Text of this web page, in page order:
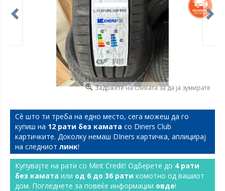
Задржете на сликата за да ја зумирате
Сѐ што ти треба на едно место, сега можеш да го
купиш на 12 рати без камата со Diners Club
картичките. Доколку немаш DIners картичка, аплицирај
на следниот линк!
Купувајте на рати со Mint Credit! Одберете до 4 рати
без камата или од 6 до 36 рати комотно од вашиот
дом. Погледнете за повеќе информации овде!